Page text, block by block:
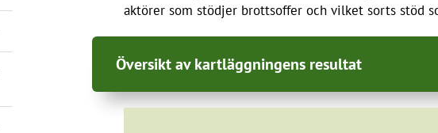
aktörer som stödjer brottsoffer och vilket sorts stöd
Översikt av kartläggningens resultat